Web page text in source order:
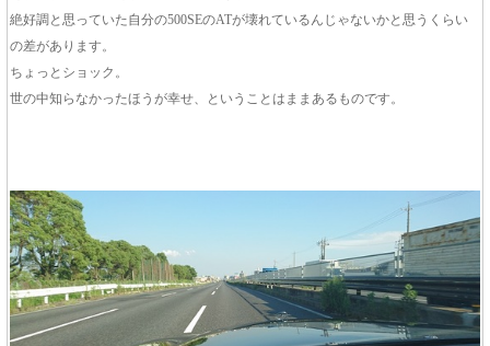
絶好調と思っていた自分の500SEのATが壊れているんじゃないかと思うくらい
の差があります。
ちょっとショック。
世の中知らなかったほうが幸せ、ということはままあるものです。